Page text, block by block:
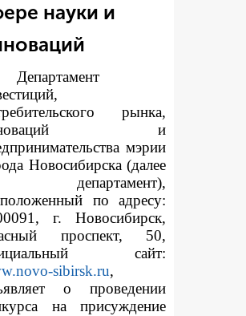
науки и
Департамент
рынка,
и
мэрии
Новосибирска (далее
по адресу:
г. Новосибирск,
проспект, 50,
сайт:
sibirsk.ru,
о проведении
са на присуждение